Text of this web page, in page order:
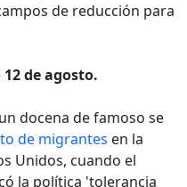
de reducción para
de agosto.
docena de famoso se
de migrantes en la
Unidos, cuando el
la política 'tolerancia